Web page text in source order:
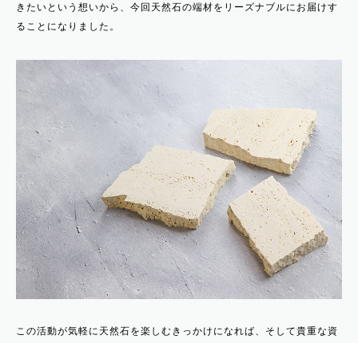
きたいという想いから、今回天然石の端材をリーズナブルにお届けす
ることになりました。
この活動が気軽に天然石を楽しむきっかけになれば、そして貴重な資